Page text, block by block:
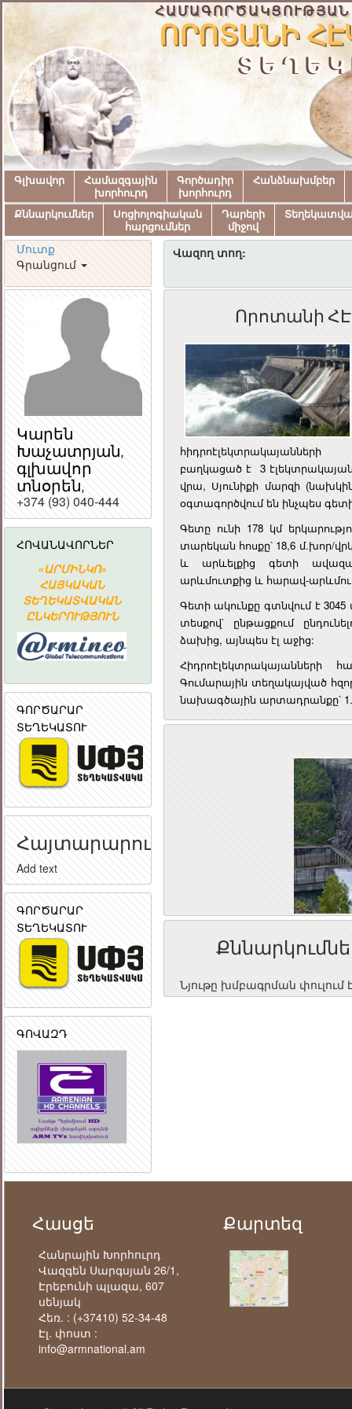
ՈՐՈՏԱՆԻ
Գլխավոր
Համազգային
խորհուրդ
Գործադիր
խորհուրդ
Հանձնախմբեր
Քննարկումներ
Սոցիոլոգիական
հարցումներ
Դարերի
միջով
Մուտք
Գրանցում
Վազող տող:
Կարեն
Խաչատրյան,
գլխավոր
տնօրեն,
+374 (93) 040-444
ՀՈՎԱՆԱՎՈՐՆԵՐ
«ԱՐՄԻՆԿՈ»
ՀԱՅԿԱԿԱՆ
ՏԵՂԵԿԱՏՎԱԿԱՆ
ԸՆԿԵՐՈՒԹՅՈՒՆ
Հայաստանի
Ակադեմիական
գիտահետազոտական
կոմպյուտերային
ցանց
ԳՈՐԾԱՐԱՐ
ՏԵՂԵԿԱՏՈՒ
Հայտարարություն
Add text
ԳՈՐԾԱՐԱՐ
ՏԵՂԵԿԱՏՈՒ
ԳՈՎԱԶԴ
Որոտանի
բաղկացած է 3
վրա, Սյունիքի մարզի
օգտագործվում են ինչպես
Գետը ունի 178 կմ
տարեկան հոսքը՝ 18,6 մ.խոր/
և արևելքից գետի
արևմուտքից և հարավ-
Գետի ակունքը գտնվում է
տեսքով` ընթացքում
ձախից, այնպես էլ աջից:
Գումարային տեղակայված
նախագծային արտադրանքը՝
Նյութը խմբագրման փուլում է
ՀԱՅԱՍՏԱՆԻ
ՀԱՆՐԱՅԻՆ
ԽՈՐՀՈՒՐԴ
Հասցե
Հանրային Խորհուրդ
Վազգեն Սարգսյան 26/1,
Էրեբունի պլազա, 607
սենյակ
Հեռ. : (+37410) 52-34-48
Էլ. փոստ :
info@armnational.am
Քարտեզ